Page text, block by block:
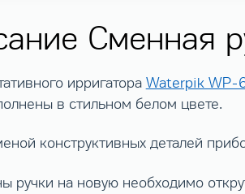
Сменная
ирригатора Waterpik WP-
в стильном белом цвете.
конструктивных деталей
ручки на новую необходимо